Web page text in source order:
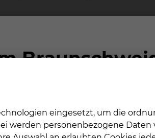
eingesetzt, um die
werden personenbezogene